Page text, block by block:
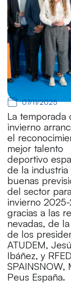
07/11/2025
La temporada
invierno
el
mejor talento
deportivo
de la industria
buenas
del sector
invierno
gracias a las
nevadas, de
de los
ATUDEM,
Ibáñez, y
SPAINSNOW,
Peus España.